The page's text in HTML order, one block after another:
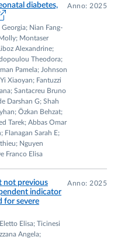
diabetes,
Nian Fang-
Montaser
Alexandrine;
Theodora;
Pamela; Johnson
Xiaoyan; Fantuzzi
Santacreu Bruno
Darshan G; Shah
Özkan Behzat;
Tarek; Abbas Omar
Flanagan Sarah E;
Nguyen
Franco Elisa
Anno: 2025
not previous
indicator
for severe
Elisa; Ticinesi
Angela;
Anno: 2025